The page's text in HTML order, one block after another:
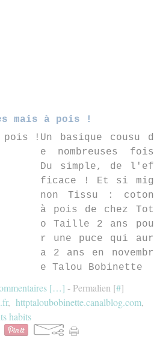
mais à pois !
Un basique cousu d
e nombreuses fois
Du simple, de l'ef
ficace ! Et si mig
non Tissu : coton
à pois de chez Tot
o Taille 2 ans pou
r une puce qui aur
a 2 ans en novembr
e Talou Bobinette
[…] - Permalien [#]
, httptaloubobinette.canalblog.com,
habits